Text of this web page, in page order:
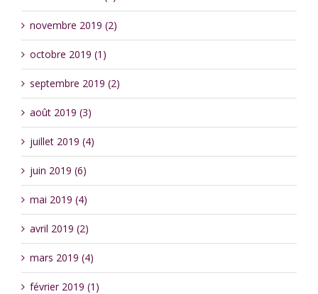
novembre 2019 (2)
octobre 2019 (1)
septembre 2019 (2)
août 2019 (3)
juillet 2019 (4)
juin 2019 (6)
mai 2019 (4)
avril 2019 (2)
mars 2019 (4)
février 2019 (1)